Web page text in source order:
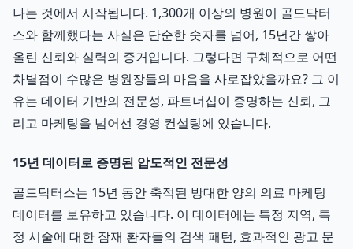
나는 것에서 시작됩니다. 1,300개 이상의 병원이 골드닥터
스와 함께했다는 사실은 단순한 숫자를 넘어, 15년간 쌓아
올린 신뢰와 실력의 증거입니다. 그렇다면 구체적으로 어떤
차별점이 수많은 병원장들의 마음을 사로잡았을까요? 그 이
유는 데이터 기반의 전문성, 파트너십이 증명하는 신뢰, 그
리고 마케팅을 넘어선 경영 컨설팅에 있습니다.
15년 데이터로 증명된 압도적인 전문성
골드닥터스는 15년 동안 축적된 방대한 양의 의료 마케팅
데이터를 보유하고 있습니다. 이 데이터에는 특정 지역, 특
정 시술에 대한 잠재 환자들의 검색 패턴, 효과적인 광고 문